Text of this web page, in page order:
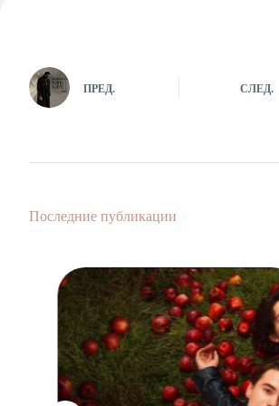
служба
ПРЕД. СЛЕД.
Последние публикации